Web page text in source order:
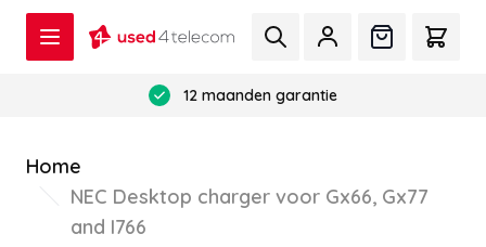
Ga naar de inhoud
Zoek
OfferteCart
12 maanden garantie
Home
NEC Desktop charger voor Gx66, Gx77
and I766